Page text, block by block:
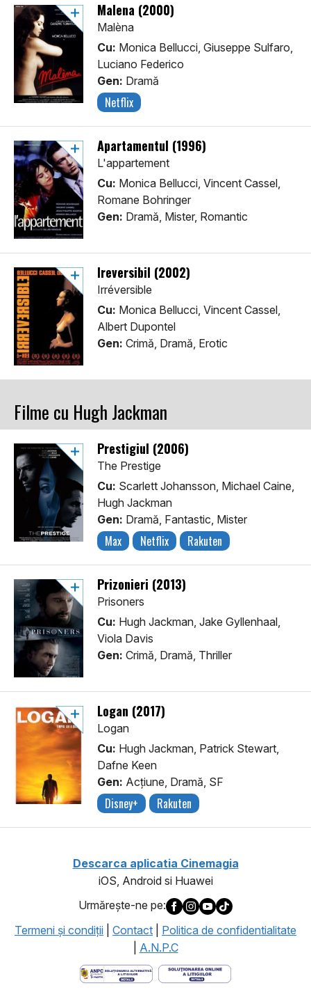
Malena (2000)
Malèna
Cu: Monica Bellucci, Giuseppe Sulfaro,
Luciano Federico
Gen: Dramă
Netflix
Apartamentul (1996)
L'appartement
Cu: Monica Bellucci, Vincent Cassel,
Romane Bohringer
Gen: Dramă, Mister, Romantic
Ireversibil (2002)
Irréversible
Cu: Monica Bellucci, Vincent Cassel,
Albert Dupontel
Gen: Crimă, Dramă, Erotic
Filme cu Hugh Jackman
Prestigiul (2006)
The Prestige
Cu: Scarlett Johansson, Michael Caine,
Hugh Jackman
Gen: Dramă, Fantastic, Mister
Max Netflix Rakuten
Prizonieri (2013)
Prisoners
Cu: Hugh Jackman, Jake Gyllenhaal,
Viola Davis
Gen: Crimă, Dramă, Thriller
Logan (2017)
Logan
Cu: Hugh Jackman, Patrick Stewart,
Dafne Keen
Gen: Acţiune, Dramă, SF
Disney+ Rakuten
Descarca aplicatia Cinemagia
iOS, Android si Huawei
Urmăreşte-ne pe:
Termeni şi condiţii
Contact
Politica de confidentialitate
A.N.P.C